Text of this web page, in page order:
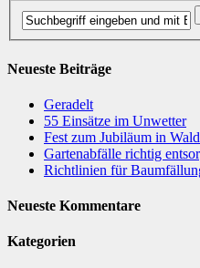
Neueste Beiträge
Geradelt
​55 Einsätze im Unwetter
Fest zum Jubiläum in
Gartenabfälle richtig
Richtlinien für
Neueste Kommentare
Kategorien